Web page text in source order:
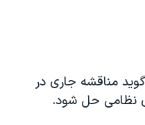
مناقشه جاری در
نظامی حل شود.